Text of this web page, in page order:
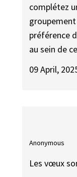
complétez
préférence
au sein de
09 April,
Anonymous
Les vœux